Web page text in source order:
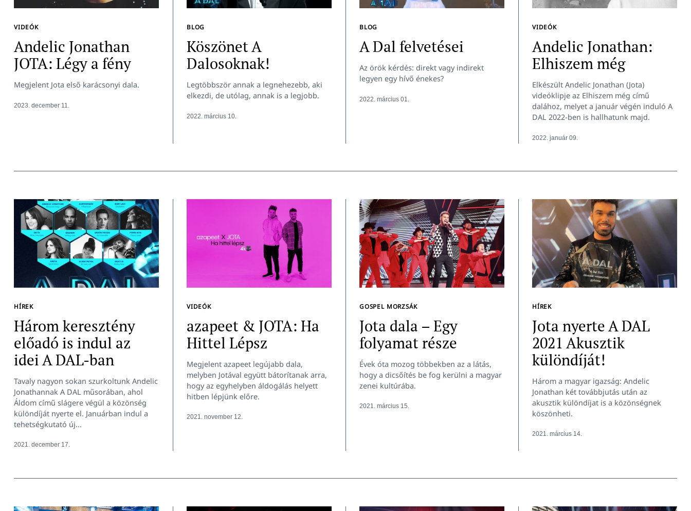
VIDEÓK
Andelic Jonathan
JOTA: Légy a fény
Megjelent Jota első karácsonyi dala.
2023. december 11.
BLOG
Köszönet A
Dalosoknak!
Legtöbbször annak a legnehezebb, aki
elkezdi, de utólag, annak is a legjobb.
2022. március 10.
BLOG
A Dal felvetései
Az örök kérdés: direkt vagy indirekt
legyen egy hívő énekes?
2022. március 01.
VIDEÓK
Andelic Jonathan:
Elhiszem még
Elkészült Andelic Jonathan (Jota)
videóklipje az Elhiszem még című
dalához, melyet a január végén induló A
DAL 2022-ben is hallhatunk majd.
2022. január 09.
HÍREK
Három keresztény
előadó is indul az
idei A DAL-ban
Tavaly nagyon sokan szurkoltunk Andelic
Jonathannak A DAL műsorában, ahol
Áldom című slágere végül a közönség
különdíját nyerte el. Januárban indul a
tehetségkutató új...
2021. december 17.
VIDEÓK
azapeet & JOTA: Ha
Hittel Lépsz
Megjelent azapeet legújabb dala,
melyben Jotával együtt bátorítanak arra,
hogy az egyhelyben áldogálás helyett
hitben lépjünk előre.
2021. november 12.
GOSPEL MORZSÁK
Jota dala – Egy
folyamat része
Évek óta mozog többekben az a látás,
hogy a dicsőítés be fog kerülni a magyar
zenei kultúrába.
2021. március 15.
HÍREK
Jota nyerte A DAL
2021 Akusztik
különdíját!
Három a magyar igazság: Andelic
Jonathan két továbbjutás után az
akusztik különdíjat is a közönségnek
köszönheti.
2021. március 14.
Keresés: